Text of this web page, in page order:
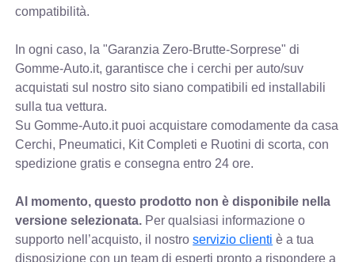
compatibilità.
In ogni caso, la "Garanzia Zero-Brutte-Sorprese" di
Gomme-Auto.it, garantisce che i cerchi per auto/suv
acquistati sul nostro sito siano compatibili ed installabili
sulla tua vettura.
Su Gomme-Auto.it puoi acquistare comodamente da casa
Cerchi, Pneumatici, Kit Completi e Ruotini di scorta, con
spedizione gratis e consegna entro 24 ore.
Al momento, questo prodotto non è disponibile nella
versione selezionata. Per qualsiasi informazione o
supporto nell’acquisto, il nostroservizio clienti è a tua
disposizione con un team di esperti pronto a rispondere a